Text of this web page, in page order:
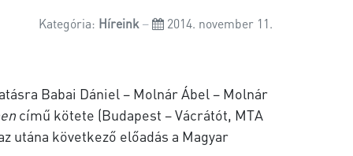
Kategória: Híreink 2014. november 11.
Babai Dániel – Molnár Ábel – Molnár
című kötete (Budapest – Vácrátót, MTA
utána következő előadás a Magyar